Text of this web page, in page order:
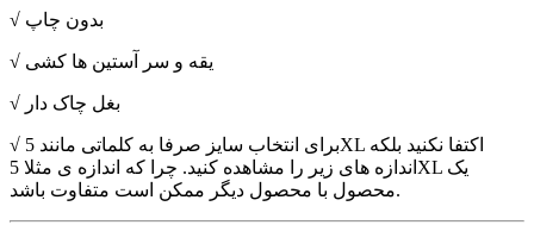
√ بدون چاپ
√ یقه و سر آستین ها کشی
√ بغل چاک دار
√ برای انتخاب سایز صرفا به کلماتی مانند 5XL اکتفا نکنید بلکه
اندازه های زیر را مشاهده کنید. چرا که اندازه ی مثلا 5XL یک
محصول با محصول دیگر ممکن است متفاوت باشد.